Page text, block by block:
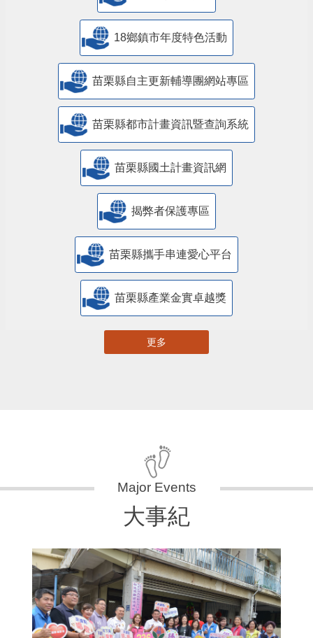
18鄉鎮市年度特色活動
苗栗縣自主更新輔導團網站專區
苗栗縣都市計畫資訊暨查詢系統
苗栗縣國土計畫資訊網
揭弊者保護專區
苗栗縣攜手串連愛心平台
苗栗縣產業金實卓越獎
更多
大事紀